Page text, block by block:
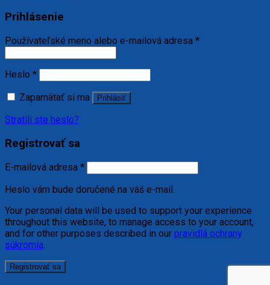
Prihlásenie
Používateľské meno alebo e-mailová adresa *
Heslo *
Zapamätať si ma
Prihlásiť
Stratili ste heslo?
Registrovať sa
E-mailová adresa *
Heslo vám bude doručené na váš e-mail.
Your personal data will be used to support your experience
throughout this website, to manage access to your account,
and for other purposes described in our pravidlá ochrany
súkromia
Registrovať sa